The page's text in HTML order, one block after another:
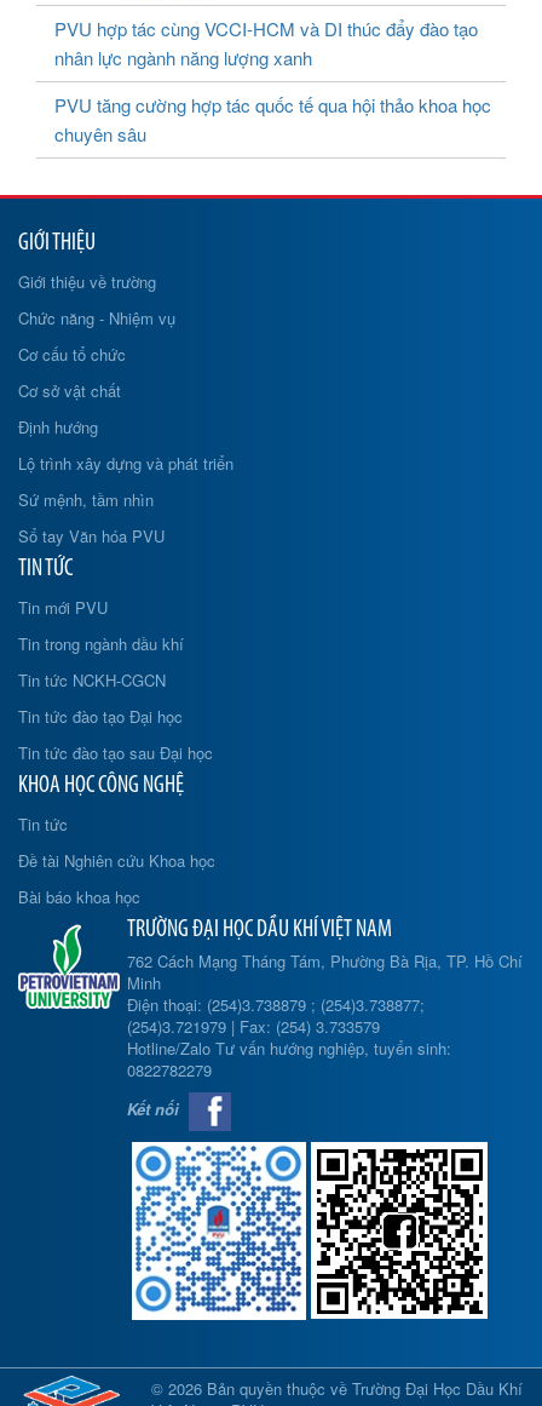
PVU hợp tác cùng VCCI-HCM và DI thúc đẩy đào tạo
nhân lực ngành năng lượng xanh
PVU tăng cường hợp tác quốc tế qua hội thảo khoa học
chuyên sâu
GIỚI THIỆU
Giới thiệu về trường
Chức năng - Nhiệm vụ
Cơ cấu tổ chức
Cơ sở vật chất
Định hướng
Lộ trình xây dựng và phát triển
Sứ mệnh, tầm nhìn
Sổ tay Văn hóa PVU
TIN TỨC
Tin mới PVU
Tin trong ngành dầu khí
Tin tức NCKH-CGCN
Tin tức đào tạo Đại học
Tin tức đào tạo sau Đại học
KHOA HỌC CÔNG NGHỆ
Tin tức
Đề tài Nghiên cứu Khoa học
Bài báo khoa học
TRƯỜNG ĐẠI HỌC DẦU KHÍ VIỆT NAM
762 Cách Mạng Tháng Tám, Phường Bà Rịa, TP. Hồ Chí
Minh
Điện thoại: (254)3.738879 ; (254)3.738877;
(254)3.721979 | Fax: (254) 3.733579
Hotline/Zalo Tư vấn hướng nghiệp, tuyển sinh:
0822782279
Kết nối
© 2026 Bản quyền thuộc về Trường Đại Học Dầu Khí